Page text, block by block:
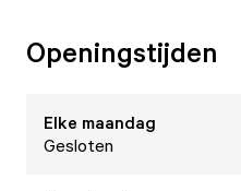
Openingstijden
Elke maandag
Gesloten